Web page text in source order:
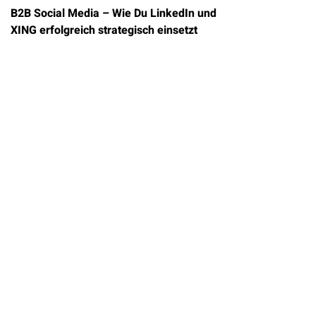
B2B Social Media – Wie Du LinkedIn und
XING erfolgreich strategisch einsetzt